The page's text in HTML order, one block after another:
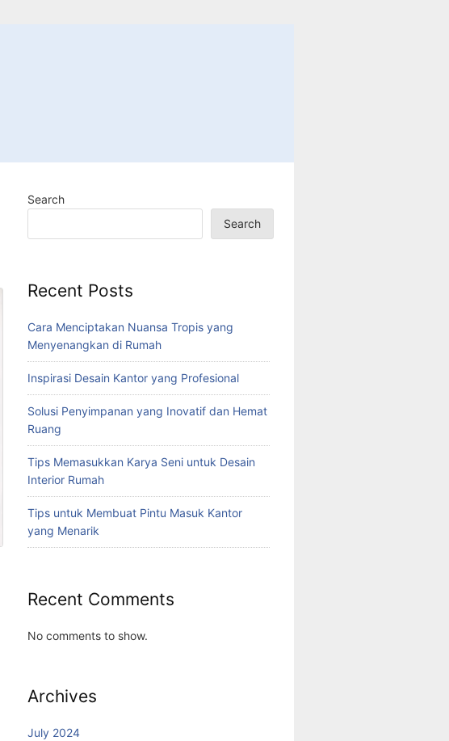
Search
Search
Recent Posts
Cara Menciptakan Nuansa Tropis yang
Menyenangkan di Rumah
Inspirasi Desain Kantor yang Profesional
Solusi Penyimpanan yang Inovatif dan Hemat
Ruang
Tips Memasukkan Karya Seni untuk Desain
Interior Rumah
Tips untuk Membuat Pintu Masuk Kantor
yang Menarik
Recent Comments
No comments to show.
Archives
July 2024